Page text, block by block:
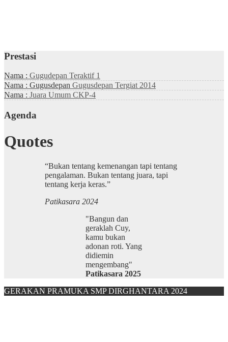
Prestasi
Nama : Gugudepan Teraktif 1
Nama : Gugusdepan Gugusdepan Tergiat 2014
Nama : Juara Umum CKP-4
Agenda
Quotes
“Bukan tentang kemenangan tapi tentang
pengalaman. Bukan tentang juara, tapi
tentang kerja keras.”
Patikasara 2024
"Bangun dan
geraklah Cuy,
kamu bukan
adonan roti. Yang
didiemin
mengembang"
Patikasara 2025
GERAKAN PRAMUKA SMP DIRGHANTARA 2024